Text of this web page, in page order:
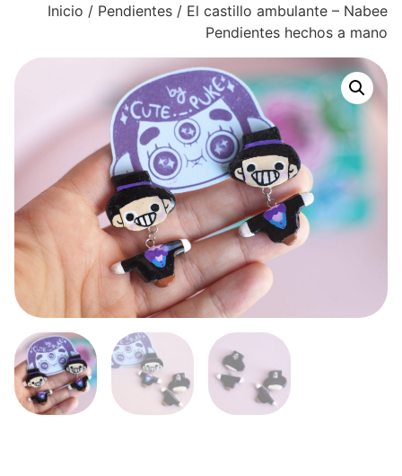
Inicio / Pendientes / El castillo ambulante – Nabee
Pendientes hechos a mano